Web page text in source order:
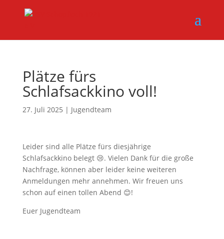
Plätze fürs
Schlafsackkino voll!
27. Juli 2025 | Jugendteam
Leider sind alle Plätze fürs diesjährige
Schlafsackkino belegt 😢. Vielen Dank für die große
Nachfrage, können aber leider keine weiteren
Anmeldungen mehr annehmen. Wir freuen uns
schon auf einen tollen Abend 😊!
Euer Jugendteam